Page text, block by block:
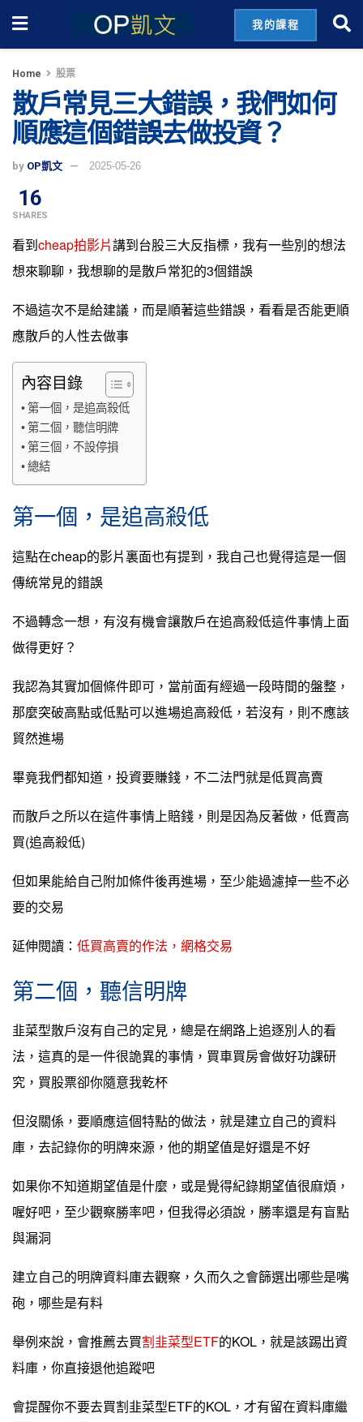
我的課程
Home 股票
散戶常見三大錯誤，我們如何
順應這個錯誤去做投資？
by OP凱文 2025-05-26
16
SHARES
看到cheap拍影片講到台股三大反指標，我有一些別的想法
想來聊聊，我想聊的是散戶常犯的3個錯誤
不過這次不是給建議，而是順著這些錯誤，看看是否能更順
應散戶的人性去做事
內容目錄
第一個，是追高殺低
第二個，聽信明牌
第三個，不設停損
總結
第一個，是追高殺低
這點在cheap的影片裏面也有提到，我自己也覺得這是一個
傳統常見的錯誤
不過轉念一想，有沒有機會讓散戶在追高殺低這件事情上面
做得更好？
我認為其實加個條件即可，當前面有經過一段時間的盤整，
那麼突破高點或低點可以進場追高殺低，若沒有，則不應該
貿然進場
畢竟我們都知道，投資要賺錢，不二法門就是低買高賣
而散戶之所以在這件事情上賠錢，則是因為反著做，低賣高
買(追高殺低)
但如果能給自己附加條件後再進場，至少能過濾掉一些不必
要的交易
延伸閱讀： 低買高賣的作法，網格交易
第二個，聽信明牌
韭菜型散戶沒有自己的定見，總是在網路上追逐別人的看
法，這真的是一件很詭異的事情，買車買房會做好功課研
究，買股票卻你隨意我乾杯
但沒關係，要順應這個特點的做法，就是建立自己的資料
庫，去記錄你的明牌來源，他的期望值是好還是不好
如果你不知道期望值是什麼，或是覺得紀錄期望值很麻煩，
喔好吧，至少觀察勝率吧，但我得必須說，勝率還是有盲點
與漏洞
建立自己的明牌資料庫去觀察，久而久之會篩選出哪些是嘴
砲，哪些是有料
舉例來說，會推薦去買割韭菜型ETF的KOL，就是該踢出資
料庫，你直接退他追蹤吧
會提醒你不要去買割韭菜型ETF的KOL，才有留在資料庫繼